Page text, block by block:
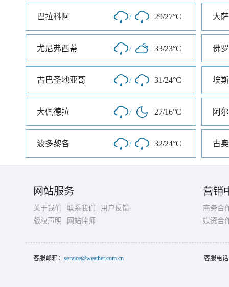
巴拉科阿 / 29/27°C 大
尤尼弗西蒂 / 33/23°C 佛
古巴圣地亚哥 / 31/24°C 埃
大佩德拉 / 27/16°C 阿
波多黎各 / 32/24°C 古
网站服务
关于我们 联系我们
用户反馈
版权声明
网站律师
营销
商务合
媒资合
客服邮箱： service@weather.com.cn 客服电